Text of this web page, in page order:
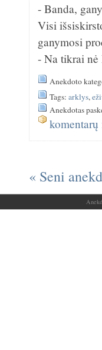
- Banda,
Visi
ganymosi
- Na tikrai
Anekdoto
Tags:arklys,
Anekdotas
komentarų
« Seni